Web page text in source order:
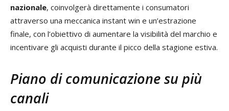
nazionale, coinvolgerà direttamente i consumatori
attraverso una meccanica instant win e un’estrazione
finale, con l’obiettivo di aumentare la visibilità del marchio e
incentivare gli acquisti durante il picco della stagione estiva.
Piano di comunicazione su più
canali